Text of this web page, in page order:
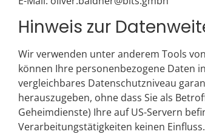
Hinweis zur
Wir verwenden unter anderem Tools
können Ihre personenbezogene Daten
vergleichbares Datenschutzniveau
herauszugeben, ohne dass Sie als
Geheimdienste) Ihre auf US-Servern
Verarbeitungstätigkeiten keinen Einfluss.